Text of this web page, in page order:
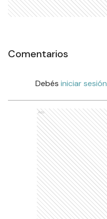
Comentarios
Debés iniciar sesión
Ads